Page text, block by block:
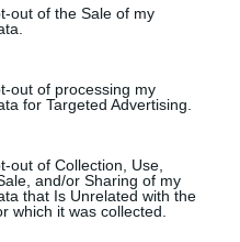
out of the Sale of my
out of processing my
for Targeted Advertising.
out of Collection, Use,
and/or Sharing of my
that Is Unrelated with the
which it was collected.
ΗΜΕΡΑΣ